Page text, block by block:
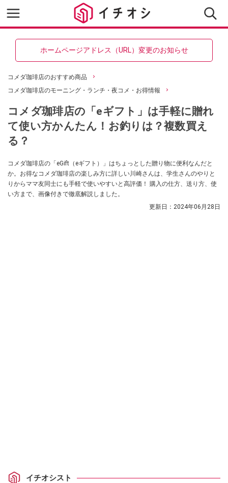
ホームページアドレス（URL）変更のお知らせ
コメダ珈琲店のおすすめ商品
コメダ珈琲店のモーニング・ランチ・夜コメ・お得情報
コメダ珈琲店の「eギフト」は手軽に贈れ
て使い方かんたん！お釣りは？複数買え
る？
コメダ珈琲店の「eGift（eギフト）」はちょっとした贈り物に便利なんだと
か。お得なコメダ珈琲店の楽しみ方に詳しい川崎さんは、学生さんのやりと
りからママ友同士にも手軽で使いやすいと高評価！ 購入の仕方、送り方、使
い方まで、画像付きで徹底解説しました。
更新日： 2024年06月28日
イチオシスト